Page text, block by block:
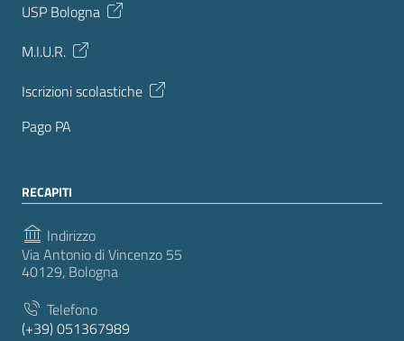
USP Bologna
M.I.U.R.
Iscrizioni scolastiche
Pago PA
RECAPITI
Indirizzo
Via Antonio di Vincenzo 55
40129, Bologna
Telefono
(+39) 051367989